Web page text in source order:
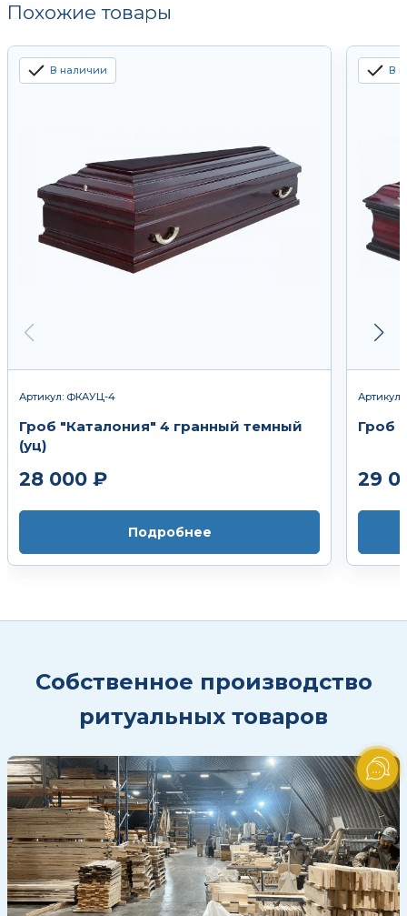
Похожие товары
В наличии
Артикул: ФКАУЦ-4
Гроб "Каталония" 4 гранный темный
(уц)
28 000 ₽
Подробнее
В
Гроб
29
Собственное производство
ритуальных товаров